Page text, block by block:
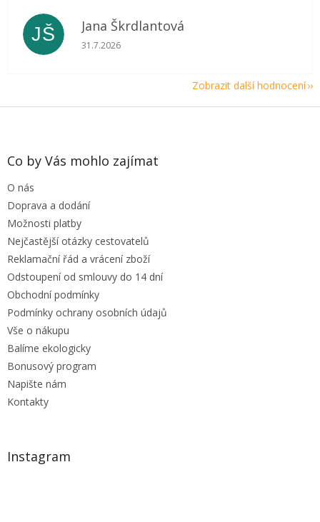
JŠ Jana Škrdlantová
Hodnocení obchodu je 5 z 5 hvězdiček.
31.7.2026
Zobrazit další hodnocení
Z
Co by Vás mohlo zajímat
O nás
Doprava a dodání
Možnosti platby
Nejčastější otázky cestovatelů
Reklamační řád a vrácení zboží
Odstoupení od smlouvy do 14 dní
Obchodní podmínky
Podmínky ochrany osobních údajů
Vše o nákupu
Balíme ekologicky
Bonusový program
Napište nám
Kontakty
Instagram